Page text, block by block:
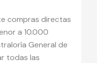
compras directas
a 10.000
General de
todas las